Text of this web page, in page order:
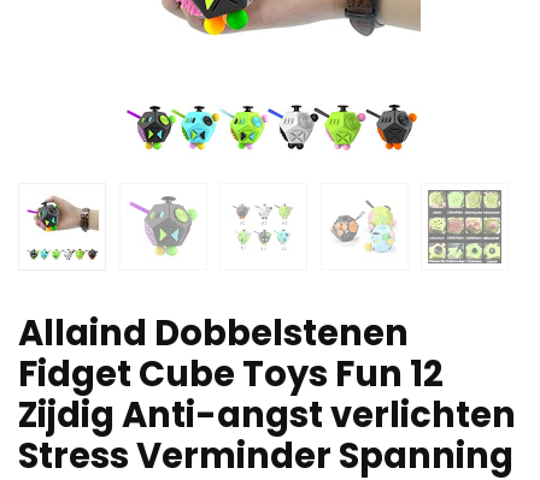
Allaind Dobbelstenen
Fidget Cube Toys Fun 12
Zijdig Anti-angst verlichten
Stress Verminder Spanning